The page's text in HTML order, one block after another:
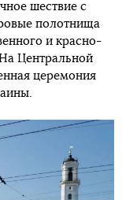
шествие с
полотнища
и красно-
Центральной
церемония